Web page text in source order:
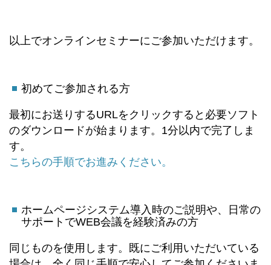
以上でオンラインセミナーにご参加いただけます。
初めてご参加される方
最初にお送りするURLをクリックすると必要ソフト
のダウンロードが始まります。1分以内で完了しま
す。
こちらの手順でお進みください。
ホームページシステム導入時のご説明や、日常の
サポートでWEB会議を経験済みの方
同じものを使用します。既にご利用いただいている